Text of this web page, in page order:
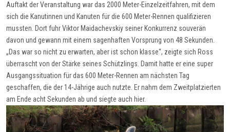
Auftakt der Veranstaltung war das 2000 Meter-Einzelzeitfahren, mit dem
sich die Kanutinnen und Kanuten für die 600 Meter-Rennen qualifizieren
mussten. Dort fuhr Viktor Maidachevskiy seiner Konkurrenz souverän
davon und gewann mit einem sagenhaften Vorsprung von 48 Sekunden.
„Das war so nicht zu erwarten, aber ist schon klasse“, zeigte sich Ross
überrascht von der Stärke seines Schützlings. Damit hatte er eine super
Ausgangssituation für das 600 Meter-Rennen am nächsten Tag
geschaffen, die der 14-Jährige auch nutzte. Er nahm dem Zweitplatzierten
am Ende acht Sekunden ab und siegte auch hier.